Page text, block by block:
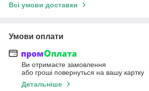
Всі умови доставки
Умови оплати
Ви отримаєте замовлення
або гроші повернуться на вашу картку
Детальніше